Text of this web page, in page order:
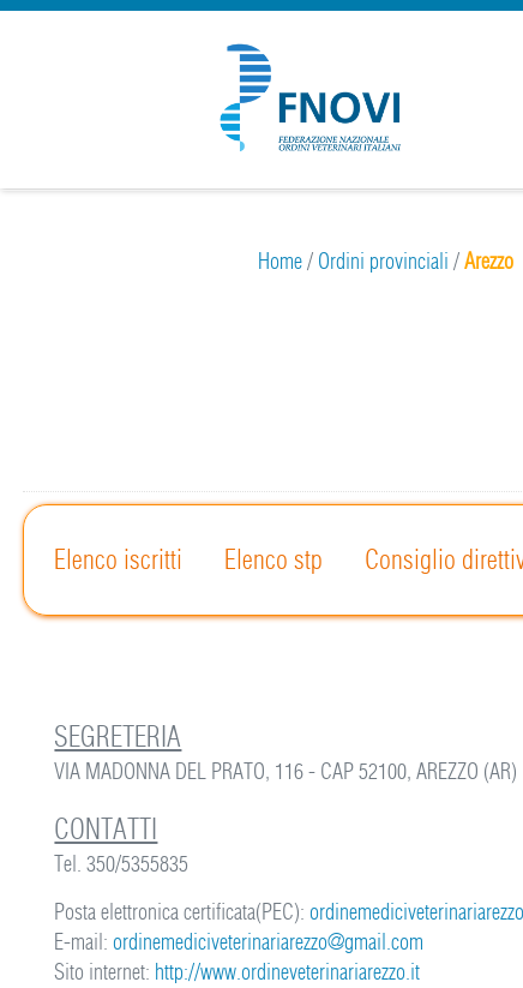
Home/ Ordini provinciali /Arezzo
Elenco iscritti Elenco stp Consiglio
SEGRETERIA
VIA MADONNA DEL PRATO, 116 - CAP 52100, AREZZO (AR)
CONTATTI
Tel. 350/5355835
Posta elettronica certificata(PEC):
E-mail:ordinemediciveterinariarezzo@gmail.com
Sito internet: http://www.ordineveterinariarezzo.it